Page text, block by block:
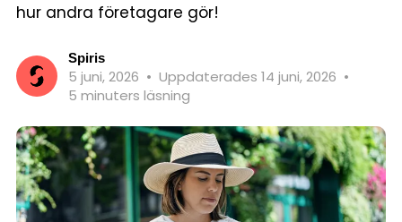
hur andra företagare gör!
Spiris
5 juni, 2026 • Uppdaterades 14 juni, 2026 •
5 minuters läsning